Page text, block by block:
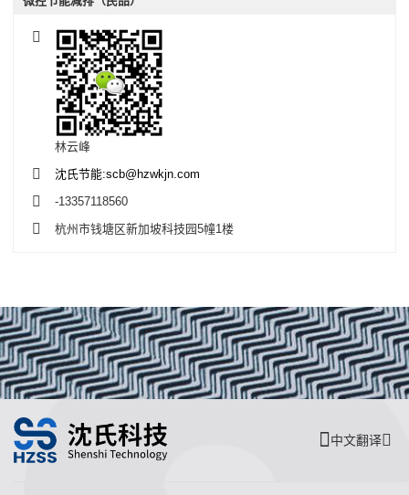
林云峰
沈氏节能:scb@hzwkjn.com
-13357118560
杭州市钱塘区新加坡科技园5幢1楼
中文翻译